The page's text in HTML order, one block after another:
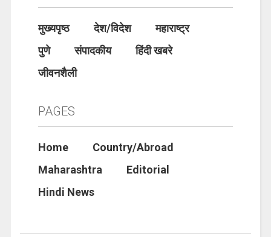
मुख्यपृष्ठ देश/विदेश
महाराष्ट्र
पुणे
संपादकीय
हिंदी खबरे
जीवनशैली
PAGES
Home
Country/Abroad
Maharashtra
Editorial
Hindi News